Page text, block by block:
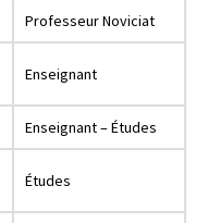
Professeur Noviciat
Enseignant
Enseignant – Études
Études